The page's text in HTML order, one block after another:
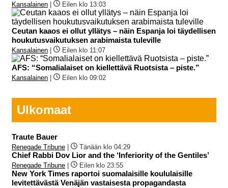
Kansalainen Eilen klo 13:03
Ceutan kaaos ei ollut yllätys – näin Espanja loi täydellisen
houkutusvaikutuksen arabimaista tuleville
Kansalainen Eilen klo 11:07
AFS: “Somalialaiset on kiellettävä Ruotsista – piste.”
Kansalainen Eilen klo 09:02
Ulkomaat
Traute Bauer
Renegade Tribune Tänään klo 04:29
Chief Rabbi Dov Lior and the ‘Inferiority of the Gentiles’
Renegade Tribune Eilen klo 23:55
New York Times raportoi suomalaisille koululaisille
levitettävästä Venäjän vastaisesta propagandasta